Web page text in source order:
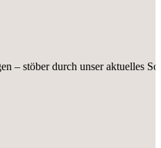
– stöber durch unser aktuelles